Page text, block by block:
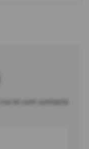
te vom contacta